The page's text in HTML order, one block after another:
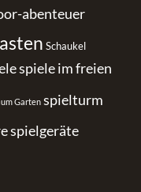
abenteuer
Schaukel
spiele im freien
Garten spielturm
spielgeräte